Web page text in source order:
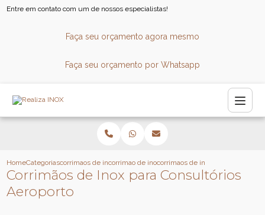
Entre em contato com um de nossos especialistas!
Faça seu orçamento agora mesmo
Faça seu orçamento por Whatsapp
HomeCategoriascorrimaos de inoxcorrimao de inoxcorrimaos de inox para
Corrimãos de Inox para Consultórios
Aeroporto